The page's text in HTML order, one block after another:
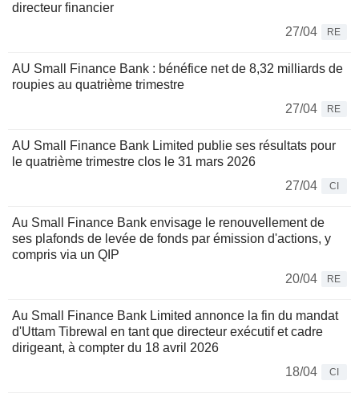
directeur financier
27/04
RE
AU Small Finance Bank : bénéfice net de 8,32 milliards de
roupies au quatrième trimestre
27/04
RE
AU Small Finance Bank Limited publie ses résultats pour
le quatrième trimestre clos le 31 mars 2026
27/04
CI
Au Small Finance Bank envisage le renouvellement de
ses plafonds de levée de fonds par émission d'actions, y
compris via un QIP
20/04
RE
Au Small Finance Bank Limited annonce la fin du mandat
d'Uttam Tibrewal en tant que directeur exécutif et cadre
dirigeant, à compter du 18 avril 2026
18/04
CI